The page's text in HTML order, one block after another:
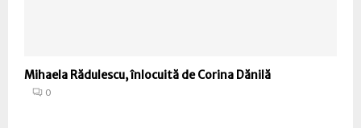
Mihaela Rădulescu, înlocuită de Corina Dănilă
0